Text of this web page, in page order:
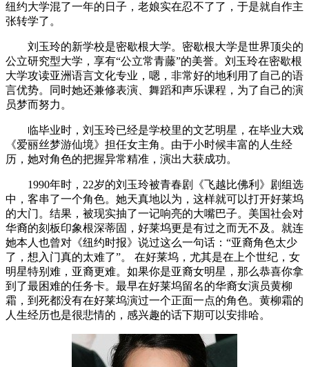
纽约大学混了一年的日子，老娘实在忍不了了，于是就自作主
张转学了。
刘玉玲的新学校是密歇根大学。密歇根大学是世界顶尖的
公立研究型大学，享有“公立常青藤”的美誉。刘玉玲在密歇根
大学攻读亚洲语言文化专业，嗯，非常好的地利用了自己的语
言优势。同时她还兼修表演、舞蹈和声乐课程，为了自己的演
员梦而努力。
临毕业时，刘玉玲已经是学校里的文艺明星，在毕业大戏
《爱丽丝梦游仙境》担任女主角。由于小时候丰富的人生经
历，她对角色的把握异常精准，演出大获成功。
1990年时，22岁的刘玉玲被青春剧《飞越比佛利》剧组选
中，客串了一个角色。她天真地以为，这样就可以打开好莱坞
的大门。结果，被现实抽了一记响亮的大嘴巴子。美国社会对
华裔的刻板印象根深蒂固，好莱坞更是有过之而无不及。就连
她本人也曾对《纽约时报》说过这么一句话：“亚裔角色太少
了，想入门真的太难了”。 在好莱坞，尤其是在上个世纪，女
明星特别难，亚裔更难。如果你是亚裔女明星，那么恭喜你拿
到了最困难的任务卡。最早在好莱坞留名的华裔女演员黄柳
霜，到死都没有在好莱坞演过一个正面一点的角色。黄柳霜的
人生经历也是很悲情的，感兴趣的话下期可以安排哈。